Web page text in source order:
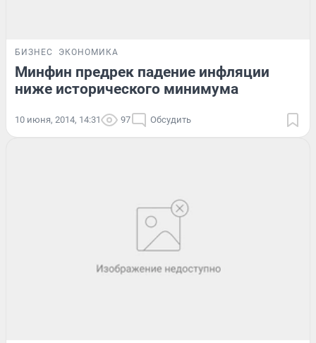
БИЗНЕС ЭКОНОМИКА
Минфин предрек падение инфляции
ниже исторического минимума
10 июня, 2014, 14:31 97 Обсудить